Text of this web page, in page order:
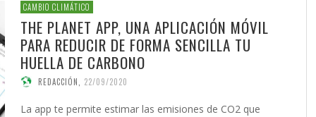
CAMBIO CLIMÁTICO
THE PLANET APP, UNA APLICACIÓN MÓVIL
PARA REDUCIR DE FORMA SENCILLA TU
HUELLA DE CARBONO
REDACCIÓN 22/09/2020
La app te permite estimar las emisiones de CO2 que